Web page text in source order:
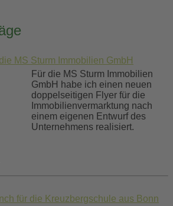
MS Sturm Immobilien GmbH
Für die MS Sturm Immobilien
GmbH habe ich einen neuen
doppelseitigen Flyer für die
Immobilienvermarktung nach
einem eigenen Entwurf des
Unternehmens realisiert.
für die Kreuzbergschule aus Bonn